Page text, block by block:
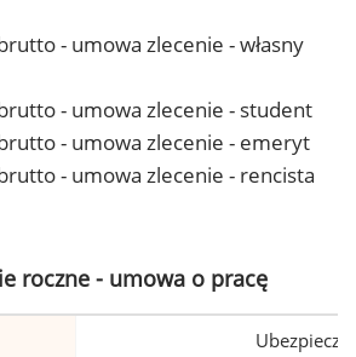
- umowa zlecenie - własny
- umowa zlecenie - student
- umowa zlecenie - emeryt
- umowa zlecenie - rencista
roczne - umowa o pracę